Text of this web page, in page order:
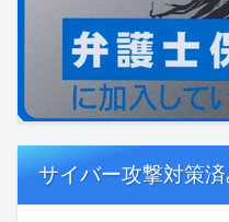
サイバー攻撃対策済